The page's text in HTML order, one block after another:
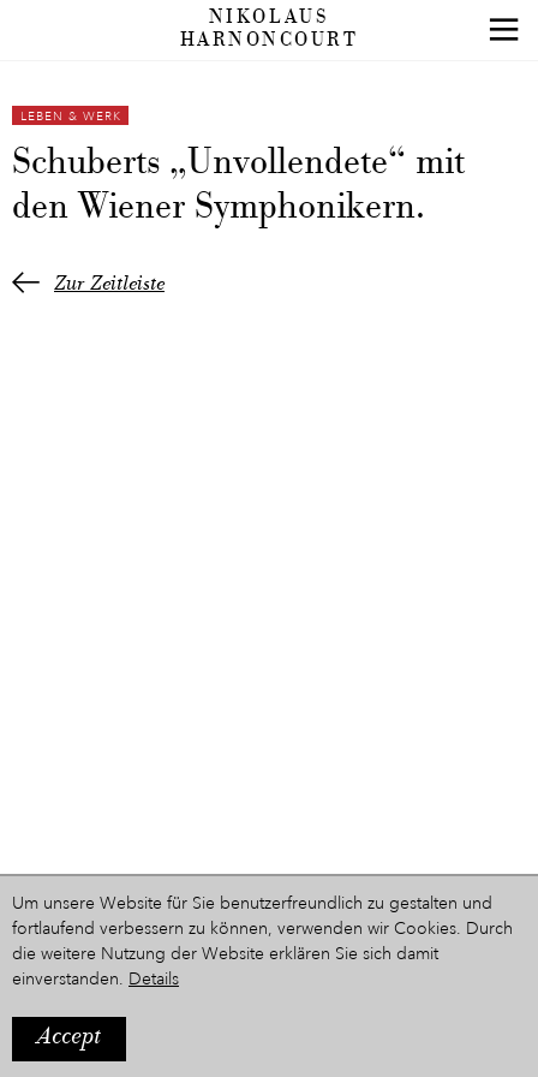
NIKOLAUS
HARNONCOURT
LEBEN & WERK
Schuberts „Unvollendete“ mit
den Wiener Symphonikern.
Zur Zeitleiste
Ein Projekt aus dem Hause
Um unsere Website für Sie benutzerfreundlich zu gestalten und
fortlaufend verbessern zu können, verwenden wir Cookies. Durch
die weitere Nutzung der Website erklären Sie sich damit
einverstanden. Details
Accept